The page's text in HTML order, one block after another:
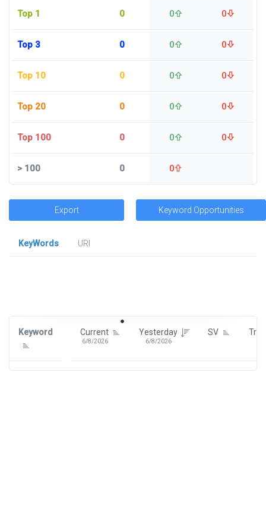
Top 1 0 0 0
Top 3 0 0 0
Top 10 0 0 0
Top 20 0 0 0
Top 100 0 0 0
>100 0 0
Export Keyword Opportunities
KeyWords
URl
Keyword Current
6/8/2026
Yesterday
6/8/2026
SV